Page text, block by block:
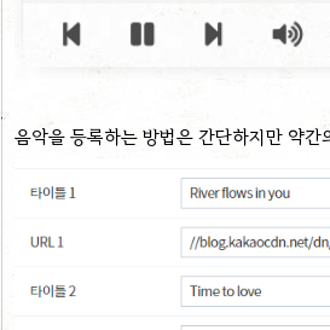
음악을 등록하는 방법은 간단하지만 약간